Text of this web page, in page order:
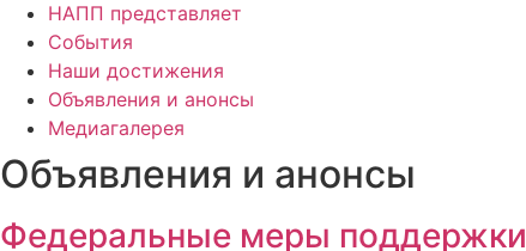
НАПП представляет
События
Наши достижения
Объявления и анонсы
Медиагалерея
Объявления и анонсы
Федеральные меры поддержки